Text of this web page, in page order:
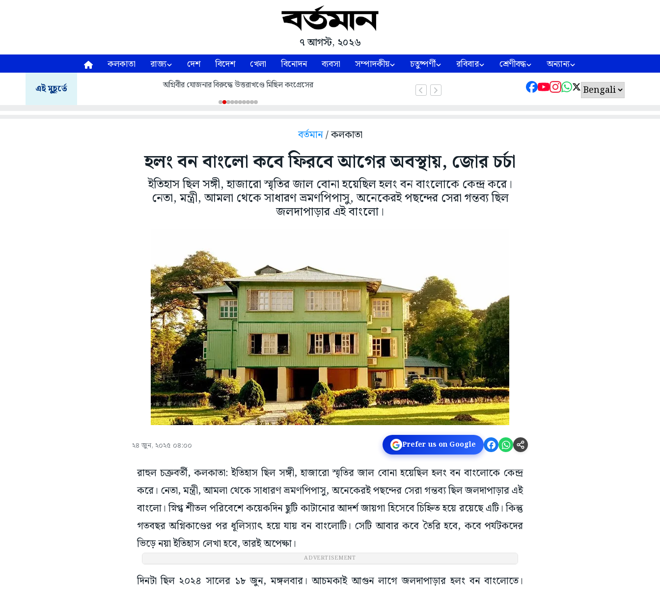
৭ আগস্ট, ২০২৬
কলকাতা রাজ্য দেশ বিদেশ খেলা বিনোদন ব্যবসা সম্পাদকীয় চতুষ্পর্ণী রবিবার শ্রেণীবদ্ধ অন্যান্য
এই মুহূর্তে অগ্নিবীর যোজনার বিরুদ্ধে উত্তরাখণ্ডে মিছিল কংগ্রেসের
বর্তমান/ কলকাতা
হলং বন বাংলো কবে ফিরবে আগের অবস্থায়, জোর চর্চা
ইতিহাস ছিল সঙ্গী, হাজারো স্মৃতির জাল বোনা হয়েছিল হলং বন বাংলোকে কেন্দ্র করে।
নেতা, মন্ত্রী, আমলা থেকে সাধারণ ভ্রমণপিপাসু, অনেকেরই পছন্দের সেরা গন্তব্য ছিল
জলদাপাড়ার এই বাংলো।
২৪ জুন, ২০২৫ ০৪:০০ Prefer us on Google
রাহুল চক্রবর্তী, কলকাতা: ইতিহাস ছিল সঙ্গী, হাজারো স্মৃতির জাল বোনা হয়েছিল হলং বন বাংলোকে কেন্দ্র
করে। নেতা, মন্ত্রী, আমলা থেকে সাধারণ ভ্রমণপিপাসু, অনেকেরই পছন্দের সেরা গন্তব্য ছিল জলদাপাড়ার এই
বাংলো। স্নিগ্ধ শীতল পরিবেশে কয়েকদিন ছুটি কাটানোর আদর্শ জায়গা হিসেবে চিহ্নিত হয়ে রয়েছে এটি। কিন্তু
গতবছর অগ্নিকাণ্ডের পর ধূলিস্যাৎ হয়ে যায় বন বাংলোটি। সেটি আবার কবে তৈরি হবে, কবে পর্যটকদের
ভিড়ে নয়া ইতিহাস লেখা হবে, তারই অপেক্ষা।
ADVERTISEMENT
দিনটা ছিল ২০২৪ সালের ১৮ জুন, মঙ্গলবার। আচমকাই আগুন লাগে জলদাপাড়ার হলং বন বাংলোতে।